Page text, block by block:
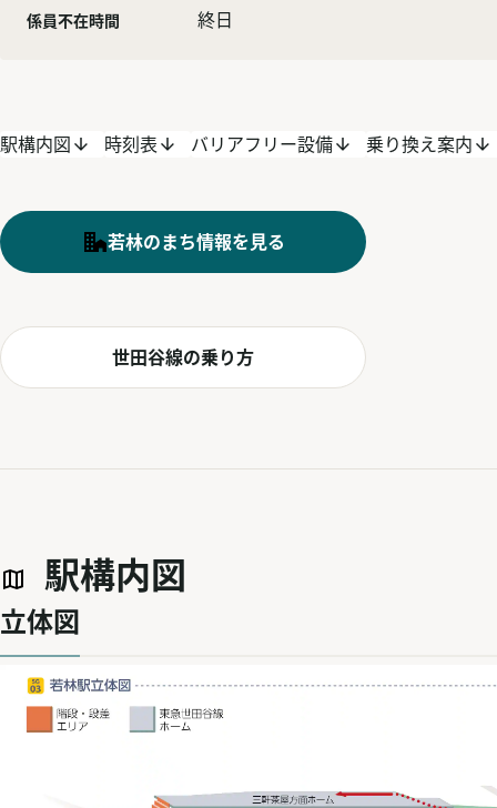
係員不在時間 終日
駅構内図 時刻表 バリアフリー設備 乗り換え案内
若林のまち情報を見る
世田谷線の乗り方
駅構内図
立体図